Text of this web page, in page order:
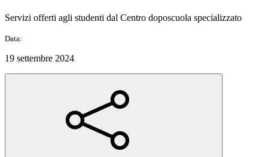
Servizi offerti agli studenti dal Centro doposcuola specializzato
Data:
19 settembre 2024